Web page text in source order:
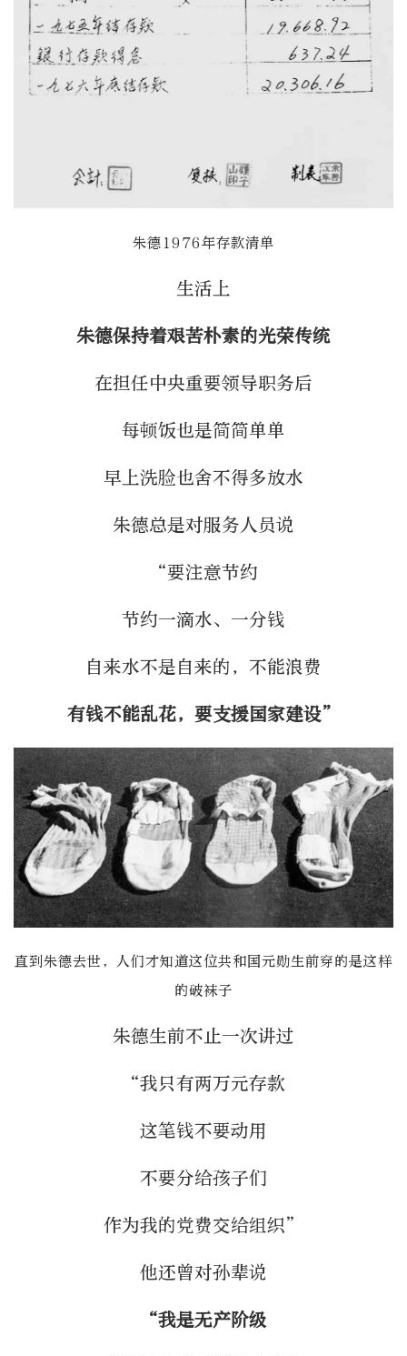
朱德1976年存款清单
生活上
朱德保持着艰苦朴素的光荣传统
在担任中央重要领导职务后
每顿饭也是简简单单
早上洗脸也舍不得多放水
朱德总是对服务人员说
“要注意节约
节约一滴水、一分钱
自来水不是自来的，不能浪费
有钱不能乱花，要支援国家建设”
直到朱德去世，人们才知道这位共和国元勋生前穿的是这样
的破袜子
朱德生前不止一次讲过
“我只有两万元存款
这笔钱不要动用
不要分给孩子们
作为我的党费交给组织”
他还曾对孙辈说
“我是无产阶级